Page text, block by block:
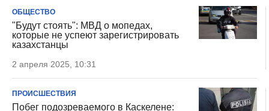
ОБЩЕСТВО
"Будут стоять": МВД о мопедах,
которые не успеют зарегистрировать
казахстанцы
2 апреля 2025, 10:31
ПРОИСШЕСТВИЯ
Побег подозреваемого в Каскелене: